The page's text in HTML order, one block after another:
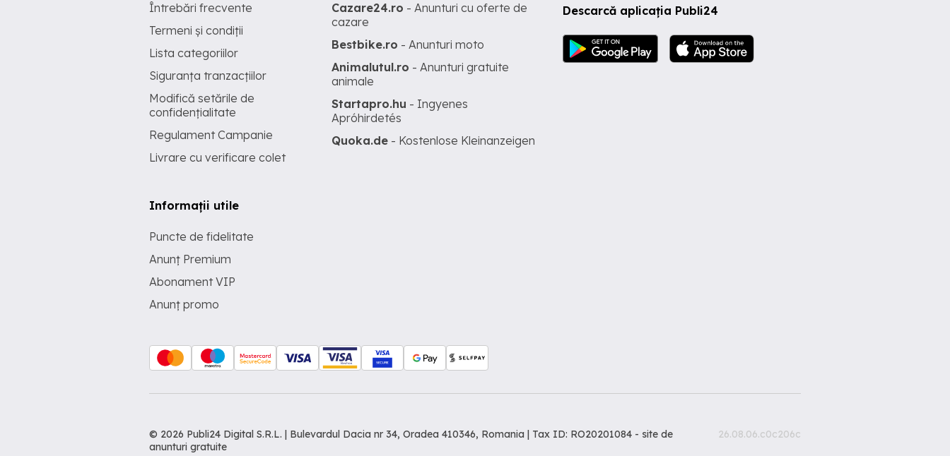
Descarcă aplicația Publi24
Întrebări frecvente
Termeni și condiții
Lista categoriilor
Siguranța tranzacțiilor
Modifică setările de
confidențialitate
Regulament Campanie
Livrare cu verificare colet
Informații utile
Puncte de fidelitate
Anunț Premium
Abonament VIP
Anunț promo
Cazare24.ro - Anunturi cu oferte de
cazare
Bestbike.ro - Anunturi moto
Animalutul.ro - Anunturi gratuite
animale
Startapro.hu - Ingyenes
Apróhirdetés
Quoka.de - Kostenlose Kleinanzeigen
© 2026 Publi24 Digital S.R.L. | Bulevardul Dacia nr 34, Oradea 410346, Romania | Tax ID: RO20201084 - site de
anunturi gratuite
26.08.06.c0c206c